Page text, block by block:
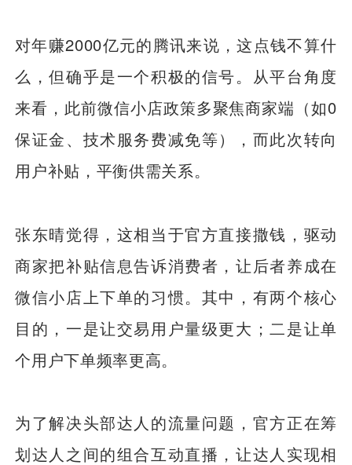
对年赚2000亿元的腾讯来说，这点钱不算什
么，但确乎是一个积极的信号。从平台角度
来看，此前微信小店政策多聚焦商家端（如0
保证金、技术服务费减免等），而此次转向
用户补贴，平衡供需关系。
张东晴觉得，这相当于官方直接撒钱，驱动
商家把补贴信息告诉消费者，让后者养成在
微信小店上下单的习惯。其中，有两个核心
目的，一是让交易用户量级更大；二是让单
个用户下单频率更高。
为了解决头部达人的流量问题，官方正在筹
划达人之间的组合互动直播，让达人实现相